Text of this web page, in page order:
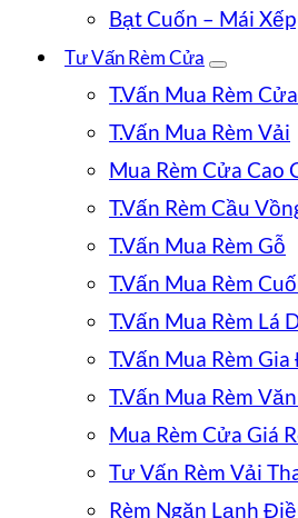
Bạt Cuốn – Mái Xếp
Tư Vấn Rèm Cửa
T.Vấn Mua Rèm Cửa
T.Vấn Mua Rèm Vải
Mua Rèm Cửa Cao
T.Vấn Rèm Cầu
T.Vấn Mua Rèm Gỗ
T.Vấn Mua Rèm
T.Vấn Mua Rèm Lá
T.Vấn Mua Rèm
T.Vấn Mua Rèm
Mua Rèm Cửa Giá
Tư Vấn Rèm Vải
Rèm Ngăn Lạnh